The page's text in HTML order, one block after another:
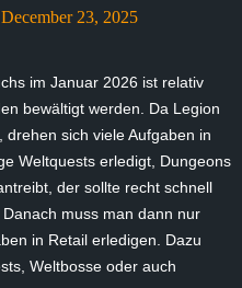
December 23, 2025
im Januar 2026 ist relativ
bewältigt werden. Da Legion
sich viele Aufgaben in
Weltquests erledigt, Dungeons
der sollte recht schnell
muss man dann nur
in Retail erledigen. Dazu
Weltbosse oder auch